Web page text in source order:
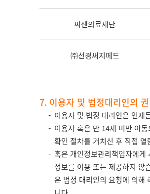
씨젠의료재단
㈜선경써지메드
7. 이용자 및 법정대리인의
이용자 및 법정 대리인은 언제
이용자 혹은 만 14세 미만 아
확인 절차를 거치신 후 직접
혹은 개인정보관리책임자에
정보를 이용 또는 제공하지 않
은 법정 대리인의 요청에 의해